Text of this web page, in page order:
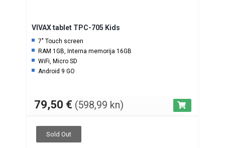
VIVAX tablet TPC-705 Kids
7″ Touch screen
RAM 1GB, Interna memorija 16GB
WiFi, Micro SD
Android 9 GO
79,50 € (598,99 kn)
Sold Out